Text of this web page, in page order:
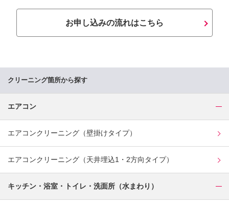
お申し込みの流れはこちら
クリーニング箇所から探す
エアコン
エアコンクリーニング（壁掛けタイプ）
エアコンクリーニング（天井埋込1・2方向タイプ）
キッチン・浴室・トイレ・洗面所（水まわり）